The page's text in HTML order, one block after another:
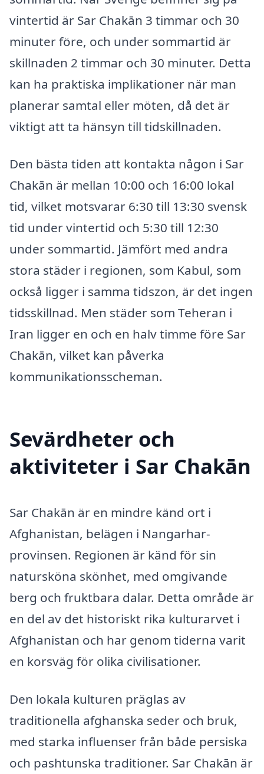
vintertid är Sar Chakān 3 timmar och 30
minuter före, och under sommartid är
skillnaden 2 timmar och 30 minuter. Detta
kan ha praktiska implikationer när man
planerar samtal eller möten, då det är
viktigt att ta hänsyn till tidskillnaden.
Den bästa tiden att kontakta någon i Sar
Chakān är mellan 10:00 och 16:00 lokal
tid, vilket motsvarar 6:30 till 13:30 svensk
tid under vintertid och 5:30 till 12:30
under sommartid. Jämfört med andra
stora städer i regionen, som Kabul, som
också ligger i samma tidszon, är det ingen
tidsskillnad. Men städer som Teheran i
Iran ligger en och en halv timme före Sar
Chakān, vilket kan påverka
kommunikationsscheman.
Sevärdheter och
aktiviteter i Sar Chakān
Sar Chakān är en mindre känd ort i
Afghanistan, belägen i Nangarhar-
provinsen. Regionen är känd för sin
natursköna skönhet, med omgivande
berg och fruktbara dalar. Detta område är
en del av det historiskt rika kulturarvet i
Afghanistan och har genom tiderna varit
en korsväg för olika civilisationer.
Den lokala kulturen präglas av
traditionella afghanska seder och bruk,
med starka influenser från både persiska
och pashtunska traditioner. Sar Chakān är